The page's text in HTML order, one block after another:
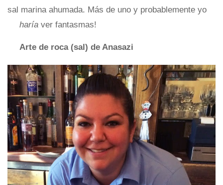
sal marina ahumada. Más de uno y probablemente yo
haría ver fantasmas!
Arte de roca (sal) de Anasazi